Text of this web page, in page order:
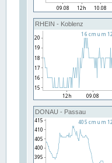
RHEIN - Koblenz
DONAU - Passau